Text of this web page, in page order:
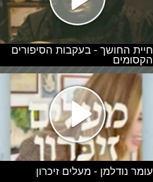
חיית החושך - בעקבות הסיפורים
הקסומים
עומר נודלמן - מעלים זיכרון